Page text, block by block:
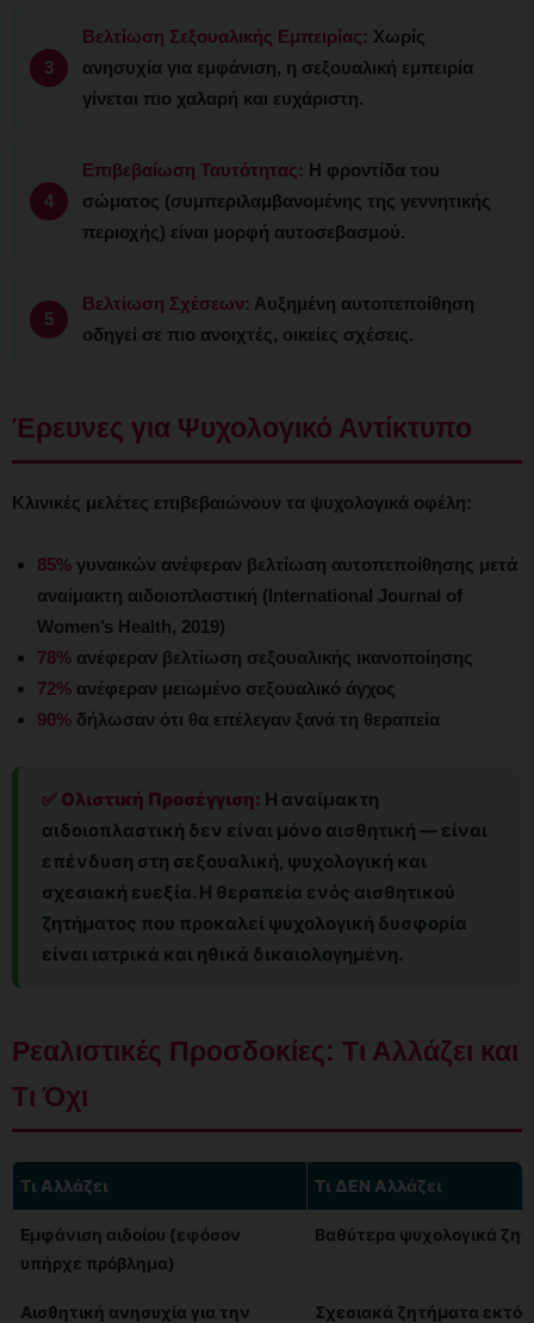
Βελτίωση Σεξουαλικής Εμπειρίας: Χωρίς
ανησυχία για εμφάνιση, η σεξουαλική εμπειρία
γίνεται πιο χαλαρή και ευχάριστη.
Επιβεβαίωση Ταυτότητας: Η φροντίδα του
σώματος (συμπεριλαμβανομένης της γεννητικής
περιοχής) είναι μορφή αυτοσεβασμού.
Βελτίωση Σχέσεων: Αυξημένη αυτοπεποίθηση
οδηγεί σε πιο ανοιχτές, οικείες σχέσεις.
Έρευνες για Ψυχολογικό Αντίκτυπο
Κλινικές μελέτες επιβεβαιώνουν τα ψυχολογικά οφέλη:
85% γυναικών ανέφεραν βελτίωση αυτοπεποίθησης μετά
αναίμακτη αιδοιοπλαστική (International Journal of
Women’s Health, 2019)
78% ανέφεραν βελτίωση σεξουαλικής ικανοποίησης
72% ανέφεραν μειωμένο σεξουαλικό άγχος
90% δήλωσαν ότι θα επέλεγαν ξανά τη θεραπεία
✅ Ολιστική Προσέγγιση: Η αναίμακτη
αιδοιοπλαστική δεν είναι μόνο αισθητική — είναι
επένδυση στη σεξουαλική, ψυχολογική και
σχεσιακή ευεξία. Η θεραπεία ενός αισθητικού
ζητήματος που προκαλεί ψυχολογική δυσφορία
είναι ιατρικά και ηθικά δικαιολογημένη.
Ρεαλιστικές Προσδοκίες: Τι Αλλάζει και
Τι Όχι
Τι Αλλάζει Τι ΔΕΝ Αλλάζει
Εμφάνιση αιδοίου (εφόσον
υπήρχε πρόβλημα)
Βαθύτερα ψυχολογικά
Αισθητική ανησυχία για την
Σχεσιακά ζητήματα